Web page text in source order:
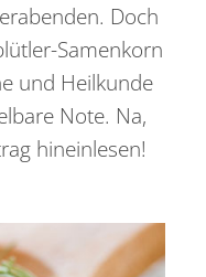
Doch
Samenkorn
und Heilkunde
Note. Na,
hineinlesen!